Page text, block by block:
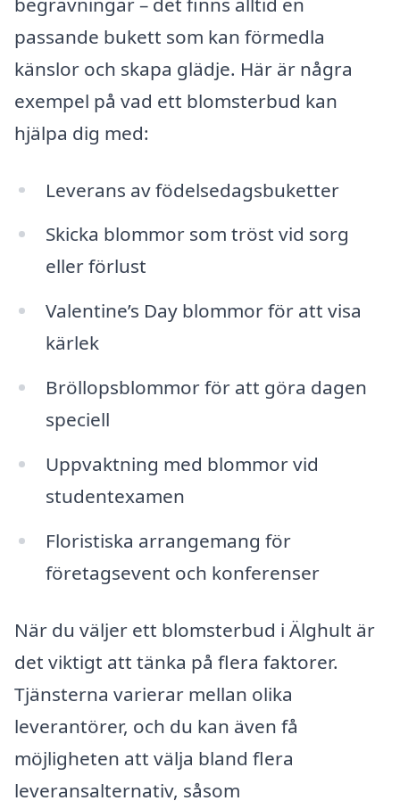
passande bukett som kan förmedla
känslor och skapa glädje. Här är några
exempel på vad ett blomsterbud kan
hjälpa dig med:
Leverans av födelsedagsbuketter
Skicka blommor som tröst vid sorg
eller förlust
Valentine’s Day blommor för att visa
kärlek
Bröllopsblommor för att göra dagen
speciell
Uppvaktning med blommor vid
studentexamen
Floristiska arrangemang för
företagsevent och konferenser
När du väljer ett blomsterbud i Älghult är
det viktigt att tänka på flera faktorer.
Tjänsterna varierar mellan olika
leverantörer, och du kan även få
möjligheten att välja bland flera
leveransalternativ, såsom